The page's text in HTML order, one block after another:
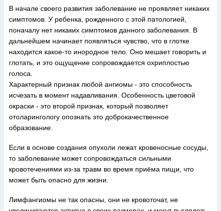
В начале своего развития заболевание не проявляет никаких
симптомов. У ребенка, рожденного с этой патологией,
поначалу нет никаких симптомов данного заболевания. В
дальнейшем начинает появляться чувство, что в глотке
находится какое-то инородное тело. Оно мешает говорить и
глотать, и это ощущение сопровождается охриплостью
голоса.
Характерный признак любой ангиомы - это способность
исчезать в момент надавливания. Особенность цветовой
окраски - это второй признак, который позволяет
отоларингологу опознать это доброкачественное
образование.
Если в основе создания опухоли лежат кровеносные сосуды,
то заболевание может сопровождаться сильными
кровотечениями из-за травм во время приёма пищи, что
может быть опасно для жизни.
Лимфангиомы не так опасны, они не кровоточат, не